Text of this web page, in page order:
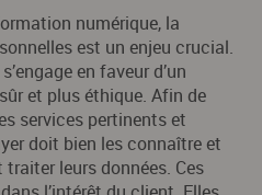
numérique, la
est un enjeu crucial.
en faveur d’un
et plus éthique. Afin de
services pertinents et
doit bien les connaître et
leurs données. Ces